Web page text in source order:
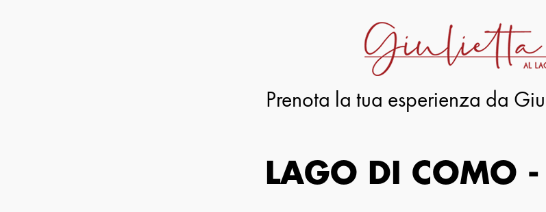
Prenota la tua esperienza da
LAGO DI COMO